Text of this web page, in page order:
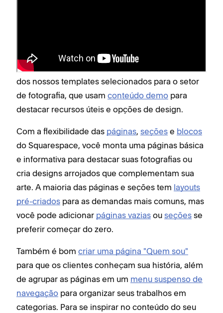
adaptado à sua visão. Você também pode
nossa loja de templates
dos nossos templates selecionados para o setor
de fotografia, que usam conteúdo demo para
destacar recursos úteis e opções de design.
Com a flexibilidade das páginas, seções e blocos
do Squarespace, você monta uma páginas básica
e informativa para destacar suas fotografias ou
cria designs arrojados que complementam sua
arte. A maioria das páginas e seções tem layouts
pré-criados para as demandas mais comuns, mas
você pode adicionar páginas vazias ou seções se
preferir começar do zero.
Também é bom criar uma página "Quem sou"
para que os clientes conheçam sua história, além
de agrupar as páginas em um menu suspenso de
navegação para organizar seus trabalhos em
categorias. Para se inspirar no conteúdo do seu